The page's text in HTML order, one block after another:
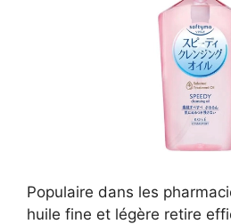
Populaire dans les
huile fine et légère retire